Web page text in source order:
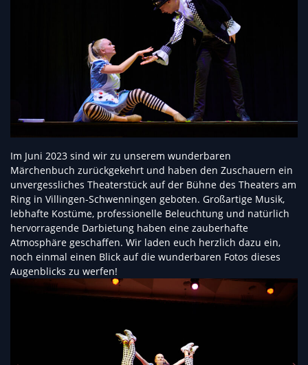
Im Juni 2023 sind wir zu unserem wunderbaren
Märchenbuch zurückgekehrt und haben den Zuschauern ein
unvergessliches Theaterstück auf der Bühne des Theaters am
Ring in Villingen-Schwenningen geboten. Großartige Musik,
lebhafte Kostüme, professionelle Beleuchtung und natürlich
hervorragende Darbietung haben eine zauberhafte
Atmosphäre geschaffen. Wir laden euch herzlich dazu ein,
noch einmal einen Blick auf die wunderbaren Fotos dieses
Augenblicks zu werfen!